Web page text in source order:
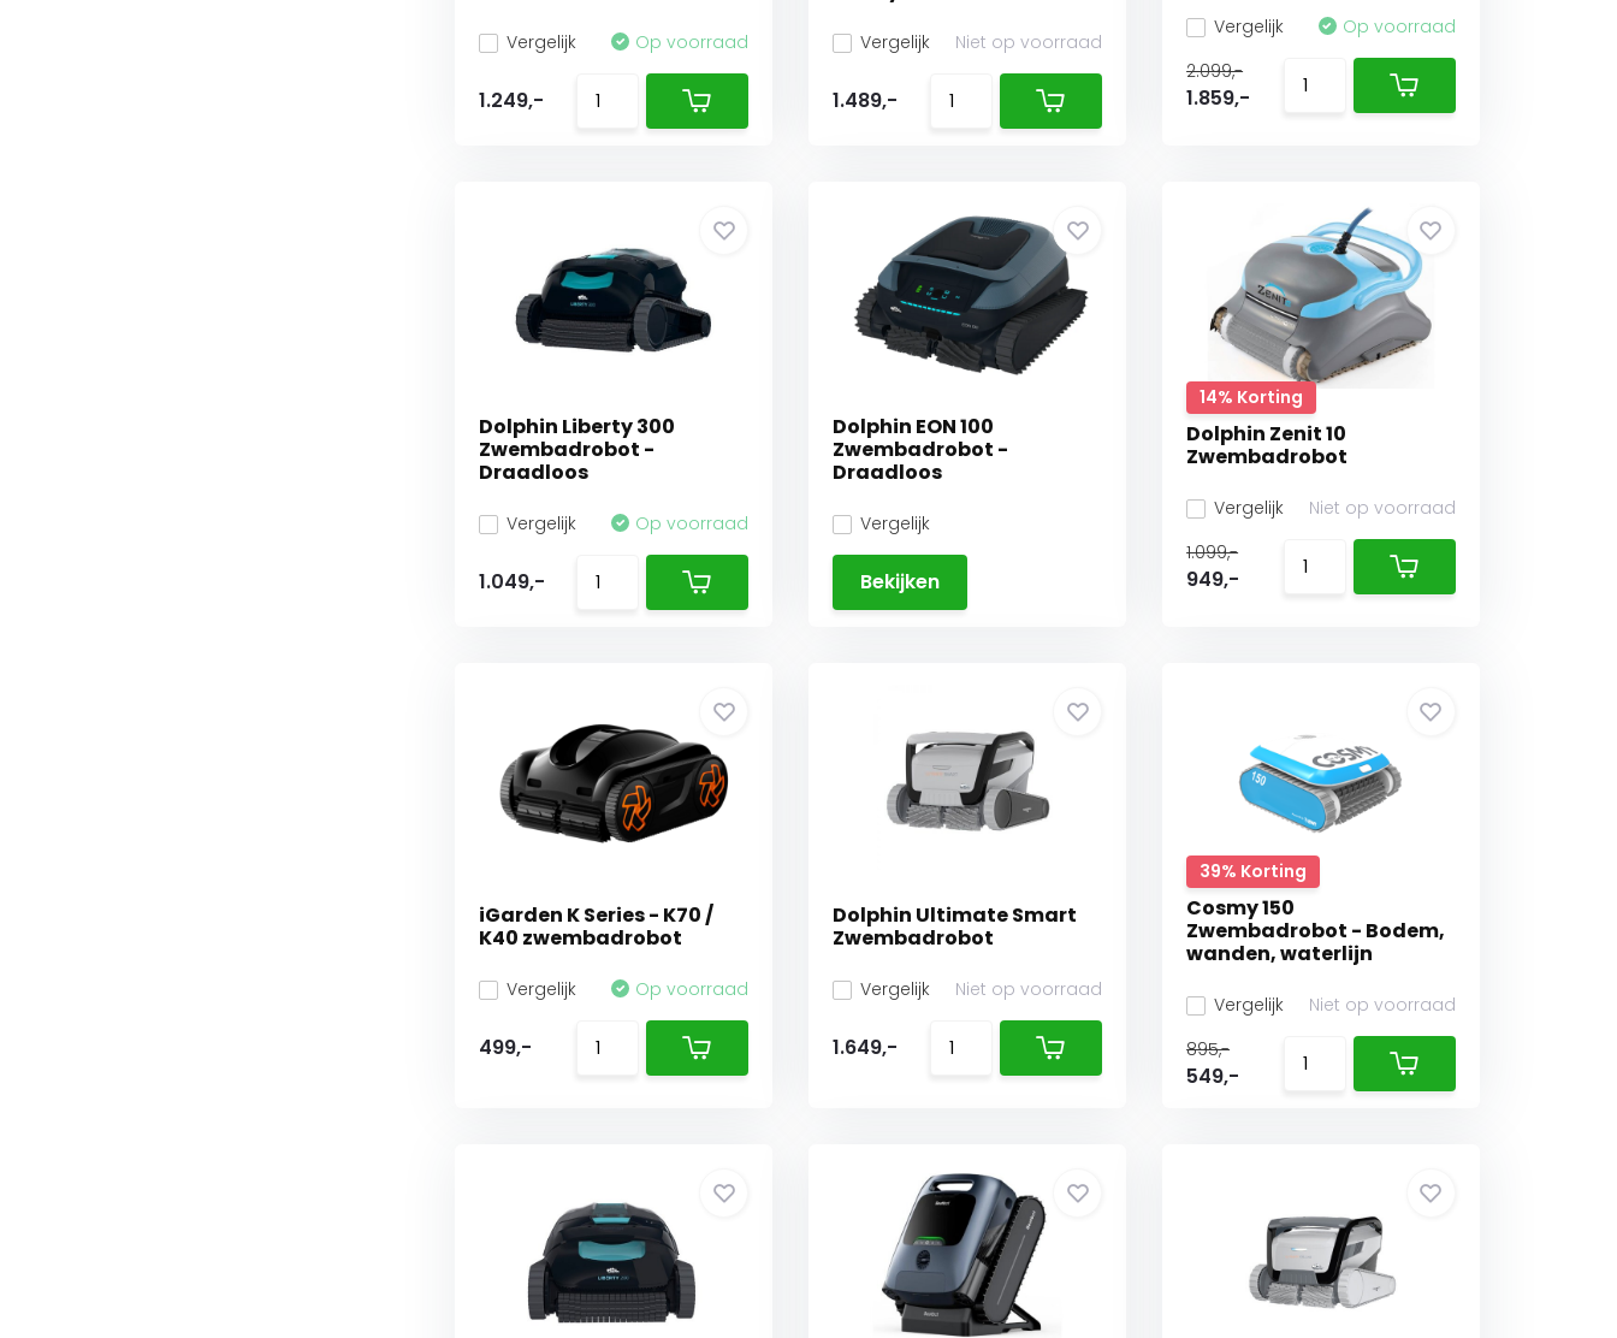
Vergelijk Op voorraad
1.249,-
Vergelijk Niet op voorraad
1.489,-
Vergelijk
Op voorraad
2.099,-
1.859,-
Dolphin Liberty 300
Zwembadrobot -
Draadloos
Vergelijk Op voorraad
1.049,-
Dolphin EON 100
Zwembadrobot -
Draadloos
Vergelijk
Bekijken
14% Korting
Dolphin Zenit 10
Zwembadrobot
Vergelijk
Niet op voorraad
1.099,-
949,-
iGarden K Series - K70 /
K40 zwembadrobot
Vergelijk Op voorraad
499,-
Dolphin Ultimate Smart
Zwembadrobot
Vergelijk Niet op voorraad
1.649,-
39% Korting
Cosmy 150
Zwembadrobot - Bodem,
wanden, waterlijn
Vergelijk
Niet op voorraad
895,-
549,-